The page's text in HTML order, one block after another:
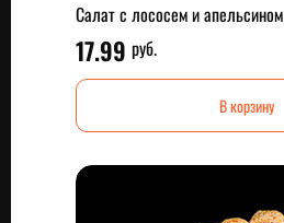
Салат с лососем и апельсином
17.99 руб.
В корзину